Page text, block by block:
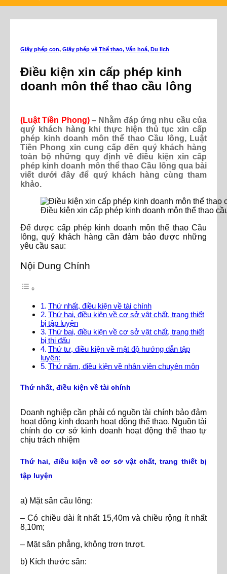
Giấy phép con, Giấy phép về Thể thao, Văn hoá, Du lịch
Điều kiện xin cấp phép kinh
doanh môn thể thao cầu lông
(Luật Tiền Phong) – Nhằm đáp ứng nhu cầu của
quý khách hàng khi thực hiện thủ tục xin cấp
phép kinh doanh môn thể thao Cầu lông, Luật
Tiền Phong xin cung cấp đến quý khách hàng
toàn bộ những quy định về điều kiện xin cấp
phép kinh doanh môn thể thao Cầu lông qua bài
viết dưới đây để quý khách hàng cùng tham
khảo.
Điều kiện xin cấp phép kinh doanh môn thể thao
Để được cấp phép kinh doanh môn thể thao Cầu
lông, quý khách hàng cần đảm bảo được những
yêu cầu sau:
Nội Dung Chính
Thứ nhất, điều kiện về tài chính
Thứ hai, điều kiện về cơ sở vật chất, trang thiết
bị tập luyện
Thứ bai, điều kiện về cơ sở vật chất, trang thiết
bị thi đấu
Thứ tư, điều kiện về mật độ hướng dẫn tập
luyện:
Thứ năm, điều kiện về nhân viên chuyên môn
Thứ nhất, điều kiện về tài chính
Doanh nghiệp cần phải có nguồn tài chính bảo đảm
hoạt động kinh doanh hoạt động thể thao. Nguồn tài
chính do cơ sở kinh doanh hoạt động thể thao tự
chịu trách nhiệm
Thứ hai, điều kiện về cơ sở vật chất, trang thiết bị
tập luyện
a) Mặt sân cầu lông:
– Có chiều dài ít nhất 15,40m và chiều rộng ít nhất
8,10m;
– Mặt sân phẳng, không trơn trượt.
b) Kích thước sân: